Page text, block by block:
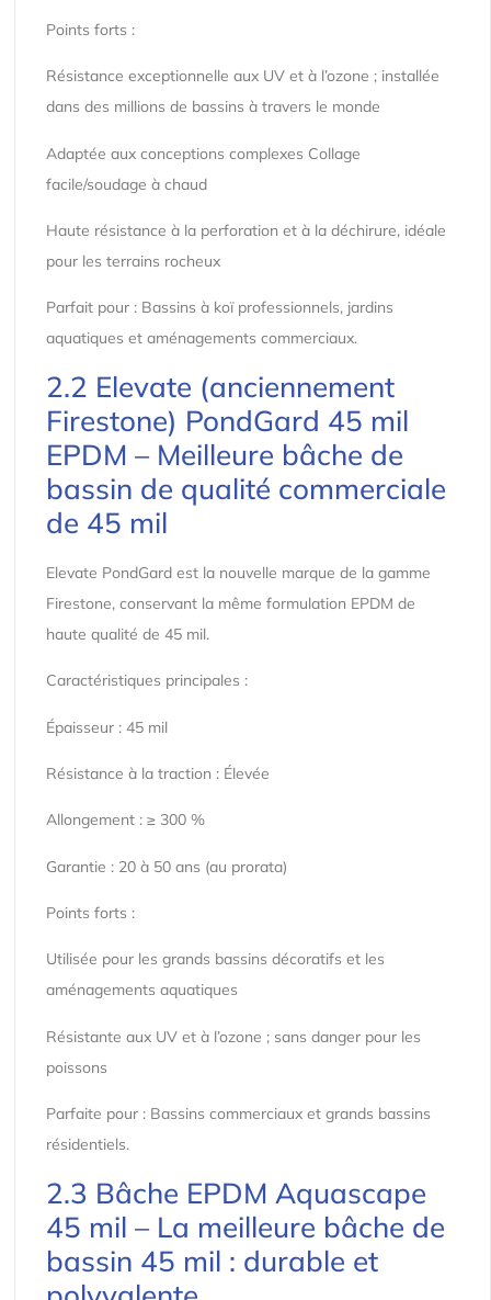
Points forts :
Résistance exceptionnelle aux UV et à l’ozone ; installée
dans des millions de bassins à travers le monde
Adaptée aux conceptions complexes Collage
facile/soudage à chaud
Haute résistance à la perforation et à la déchirure, idéale
pour les terrains rocheux
Parfait pour : Bassins à koï professionnels, jardins
aquatiques et aménagements commerciaux.
2.2 Elevate (anciennement
Firestone) PondGard 45 mil
EPDM – Meilleure bâche de
bassin de qualité commerciale
de 45 mil
Elevate PondGard est la nouvelle marque de la gamme
Firestone, conservant la même formulation EPDM de
haute qualité de 45 mil.
Caractéristiques principales :
Épaisseur : 45 mil
Résistance à la traction : Élevée
Allongement : ≥ 300 %
Garantie : 20 à 50 ans (au prorata)
Points forts :
Utilisée pour les grands bassins décoratifs et les
aménagements aquatiques
Résistante aux UV et à l’ozone ; sans danger pour les
poissons
Parfaite pour : Bassins commerciaux et grands bassins
résidentiels.
2.3 Bâche EPDM Aquascape
45 mil – La meilleure bâche de
bassin 45 mil : durable et